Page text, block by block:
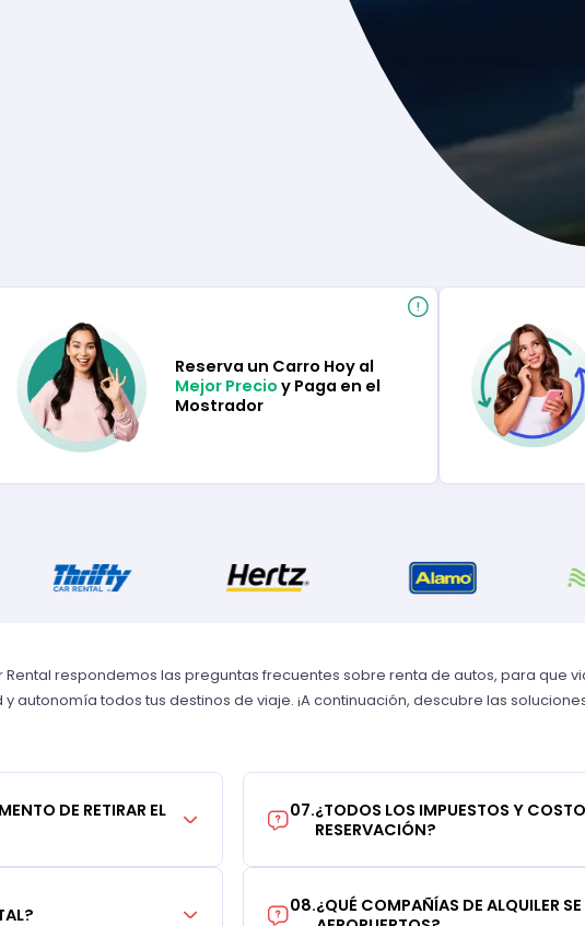
Reserva un Carro Hoy al
Mejor Precio y Paga en el
Mostrador
Rental respondemos las preguntas frecuentes sobre renta de autos, para que
autonomía todos tus destinos de viaje. ¡A continuación, descubre las
DE RETIRAR EL
07.¿TODOS LOS IMPUESTOS Y
RESERVACIÓN?
08.¿QUÉ COMPAÑÍAS DE ALQUILER